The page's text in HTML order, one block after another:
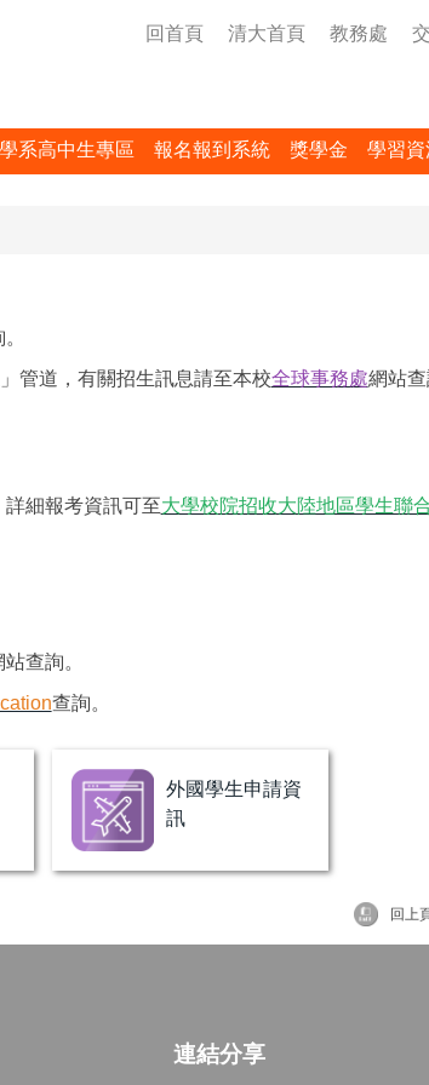
回首頁 清大首頁 教務處
學系高中生專區 報名報到系統 獎學金 學習資
管道，有關招生訊息請至本校全球事務處網站查
細報考資訊可至大學校院招收大陸地區學生聯
站查詢。
查詢。
外國學生申請資
訊
回上
連結分享